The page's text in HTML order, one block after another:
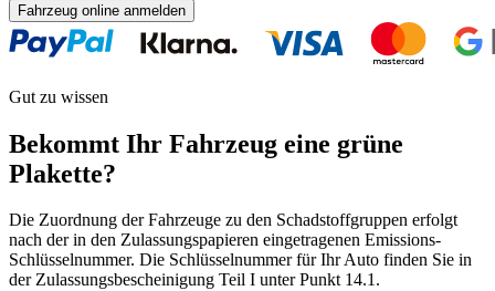
Fahrzeug online anmelden
Gut zu wissen
Bekommt Ihr Fahrzeug eine grüne
Plakette?
Die Zuordnung der Fahrzeuge zu den Schadstoffgruppen erfolgt
nach der in den Zulassungspapieren eingetragenen Emissions-
Schlüsselnummer. Die Schlüsselnummer für Ihr Auto finden Sie in
der Zulassungsbescheinigung Teil I unter Punkt 14.1.